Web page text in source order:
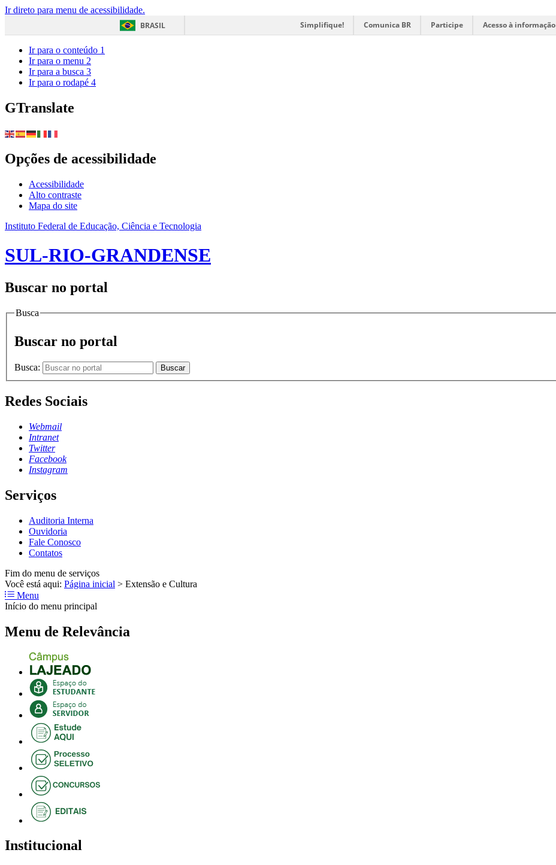
Ir direto para menu de acessibilidade.
BRASIL
Simplifique! Comunica BR Participe Acesso à informação
Ir para o conteúdo 1
Ir para o menu 2
Ir para a busca 3
Ir para o rodapé 4
GTranslate
Opções de acessibilidade
Acessibilidade
Alto contraste
Mapa do site
Instituto Federal de Educação, Ciência e Tecnologia
SUL-RIO-GRANDENSE
Buscar no portal
Busca
Buscar no portal
Busca: Buscar
Redes Sociais
Webmail
Intranet
Twitter
Facebook
Instagram
Serviços
Auditoria Interna
Ouvidoria
Fale Conosco
Contatos
Fim do menu de serviços
Você está aqui: Página inicial > Extensão e Cultura
Menu
Início do menu principal
Menu de Relevância
Institucional